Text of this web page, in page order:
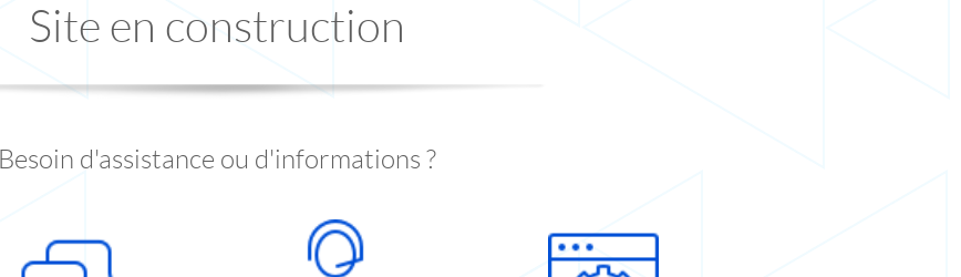
Site en construction
Besoin d'assistance ou d'informations ?